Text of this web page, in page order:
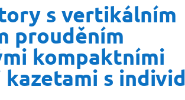
s vertikálním
prouděním
kompaktními
s